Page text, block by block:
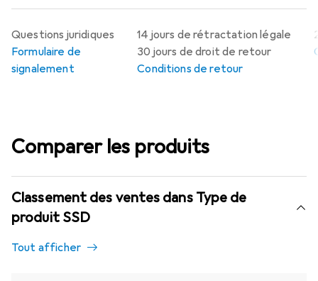
14 jours de rétractation légale
30 jours de droit de retour
Conditions de retour
Questions juridiques
Formulaire de
signalement
Comparer les produits
Classement des ventes dans Type de
produit SSD
Tout afficher